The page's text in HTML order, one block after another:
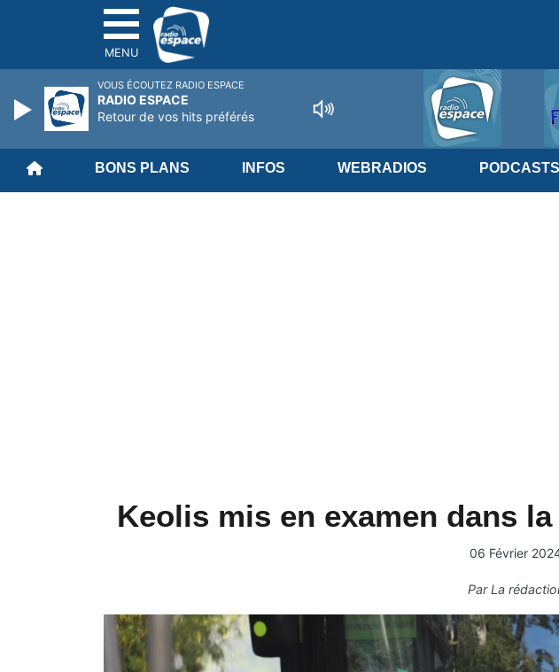
MENU
BONS PLANS INFOS WEBRADIOS PODCASTS
Keolis mis en examen dans
06 Février
ParLa
VOUS ÉCOUTEZ RADIO ESPACE
RADIO ESPACE
Retour de vos hits préférés